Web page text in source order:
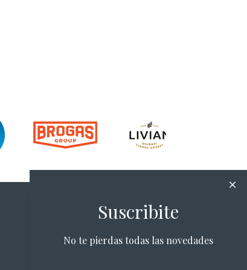
Suscribite
No te pierdas todas las novedades